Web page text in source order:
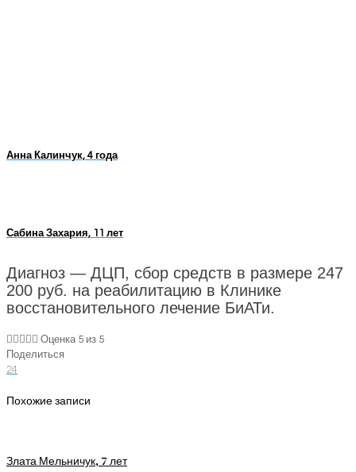
Анна Калинчук, 4 года
Сабина Захария, 11 лет
Диагноз — ДЦП, сбор средств в размере 247
200 руб. на реабилитацию в Клинике
восстановительного лечение БиАТи.
     Оценка 5 из 5
Поделиться
24
Похожие записи
Злата Мельничук, 7 лет